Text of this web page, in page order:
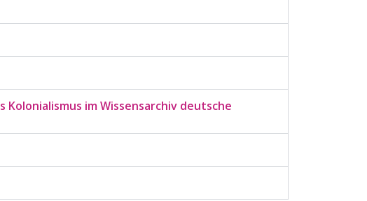
Kolonialismus im Wissensarchiv deutsche